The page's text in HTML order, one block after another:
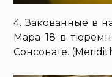
4. Закованные в
Мара 18 в
Сонсонате.